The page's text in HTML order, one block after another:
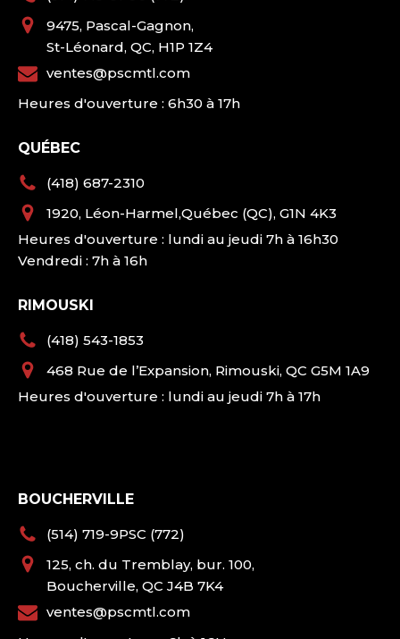
9475, Pascal-Gagnon,
St-Léonard, QC, H1P 1Z4
ventes@pscmtl.com
Heures d'ouverture : 6h30 à 17h
QUÉBEC
(418) 687-2310
1920, Léon-Harmel,Québec (QC), G1N 4K3
Heures d'ouverture : lundi au jeudi 7h à 16h30
Vendredi : 7h à 16h
RIMOUSKI
(418) 543-1853
468 Rue de l’Expansion, Rimouski, QC G5M 1A9
Heures d'ouverture : lundi au jeudi 7h à 17h
BOUCHERVILLE
(514) 719-9PSC (772)
125, ch. du Tremblay, bur. 100,
Boucherville, QC J4B 7K4
ventes@pscmtl.com